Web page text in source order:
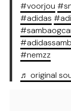
#voorjou
#adidas
#nemzz
♬ original